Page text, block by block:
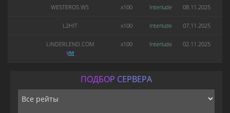
WESTEROS.WS x100 Interlude 08.11.2025
L2HIT x100 Interlude 07.11.2025
LINDERLEND.COM x100 Interlude 02.11.2025
ПОДБОР СЕРВЕРА